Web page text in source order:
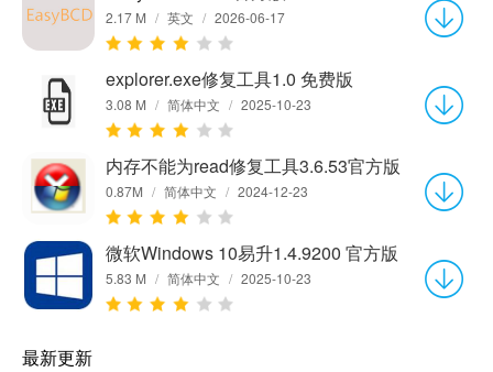
2.17 M / 英文 / 2026-06-17
explorer.exe修复工具1.0 免费版
3.08 M / 简体中文 / 2025-10-23
内存不能为read修复工具3.6.53官方版
0.87M / 简体中文 / 2024-12-23
微软Windows 10易升1.4.9200 官方版
5.83 M / 简体中文 / 2025-10-23
最新更新